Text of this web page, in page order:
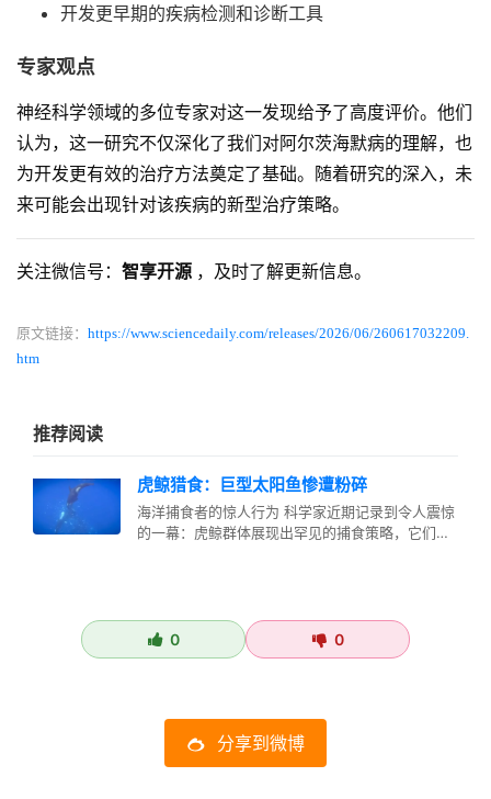
开发更早期的疾病检测和诊断工具
专家观点
神经科学领域的多位专家对这一发现给予了高度评价。他们
认为，这一研究不仅深化了我们对阿尔茨海默病的理解，也
为开发更有效的治疗方法奠定了基础。随着研究的深入，未
来可能会出现针对该疾病的新型治疗策略。
关注微信号： 智享开源 ，及时了解更新信息。
原文链接： https://www.sciencedaily.com/releases/2026/06/260617032209.
htm
推荐阅读
虎鲸猎食：巨型太阳鱼惨遭粉碎
海洋捕食者的惊人行为 科学家近期记录到令人震惊
的一幕：虎鲸群体展现出罕见的捕食策略，它们将
0 0
分享到微博